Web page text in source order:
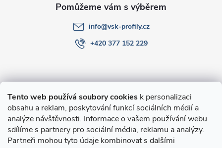
Tento web používá soubory cookies k personalizaci
obsahu a reklam, poskytování funkcí sociálních médií a
analýze návštěvnosti. Informace o vašem používání webu
sdílíme s partnery pro sociální média, reklamu a analýzy.
Partneři mohou tyto údaje kombinovat s dalšími
O nákupu
Novinky v programu Alusic
info@vsk-profily.cz
+420 377 152 229